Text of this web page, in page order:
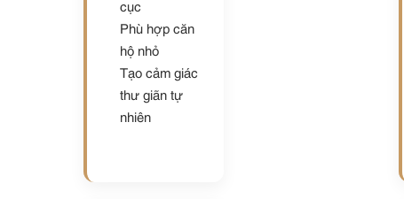
cục
Phù hợp căn
hộ nhỏ
Tạo cảm giác
thư giãn tự
nhiên